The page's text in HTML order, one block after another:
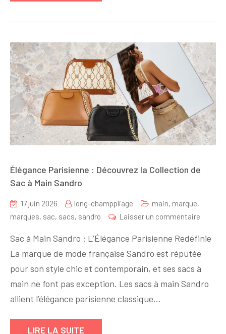
Élégance Parisienne : Découvrez la Collection de
Sac à Main Sandro
17 juin 2026 long-champpliage main, marque,
marques, sac, sacs, sandro Laisser un commentaire
:
la
Sac à Main Sandro : L’Élégance Parisienne Redéfinie
La marque de mode française Sandro est réputée
pour son style chic et contemporain, et ses sacs à
main ne font pas exception. Les sacs à main Sandro
allient l’élégance parisienne classique…
LIRE LA SUITE